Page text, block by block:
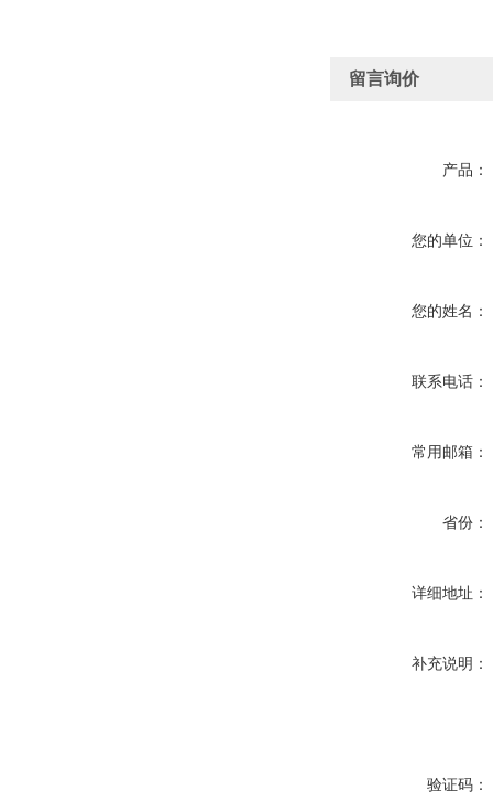
留言询价
产品：
您的单位：
您的姓名：
联系电话：
常用邮箱：
省份：
详细地址：
补充说明：
验证码：